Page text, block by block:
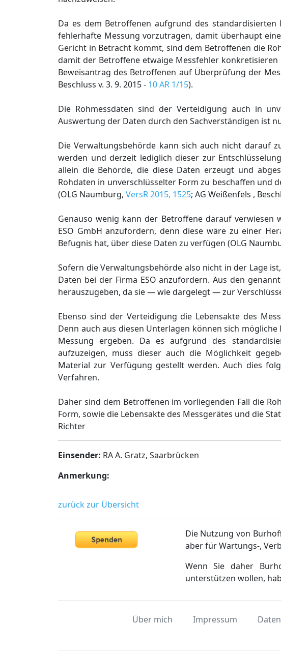
Da es dem Betroffenen aufgrund des
fehlerhafte Messung vorzutragen, damit überhaupt
Gericht in Betracht kommt, sind dem Betroffenen die
damit der Betroffene etwaige Messfehler
Beweisantrag des Betroffenen auf Überprüfung der
Beschluss v. 3. 9. 2015 - 10 AR 1/15).
Die Rohmessdaten sind der Verteidigung auch in
Auswertung der Daten durch den Sachverständigen ist
Die Verwaltungsbehörde kann sich auch nicht darauf
werden und derzeit lediglich dieser zur
allein die Behörde, die diese Daten erzeugt und
Rohdaten in unverschlüsselter Form zu beschaffen und
(OLG Naumburg, VersR 2015, 1525; AG Weißenfels ,
Genauso wenig kann der Betroffene darauf verwiesen
ESO GmbH anzufordern, denn diese wäre zu einer
Befugnis hat, über diese Daten zu verfügen (OLG
Sofern die Verwaltungsbehörde also nicht in der Lage
Daten bei der Firma ESO anzufordern. Aus den
herauszugeben, da sie — wie dargelegt — zur
Ebenso sind der Verteidigung die Lebensakte des
Denn auch aus diesen Unterlagen können sich
Messung ergeben. Da es aufgrund des
aufzuzeigen, muss dieser auch die Möglichkeit
Material zur Verfügung gestellt werden. Auch dies
Verfahren.
Daher sind dem Betroffenen im vorliegenden Fall die
Form, sowie die Lebensakte des Messgerätes und die
Richter
Einsender: RA A. Gratz, Saarbrücken
Anmerkung:
zurück zur Übersicht
Die Nutzung von
aber für Wartungs-,
Wenn Sie daher
unterstützen wollen,
Über mich Impressum